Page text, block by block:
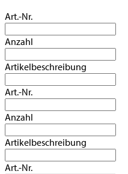
Art.-Nr.
Anzahl
Artikelbeschreibung
Art.-Nr.
Anzahl
Artikelbeschreibung
Art.-Nr.